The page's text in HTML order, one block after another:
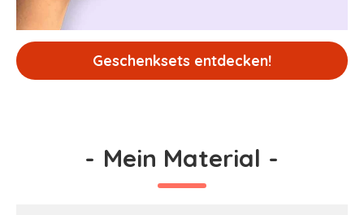
Geschenksets entdecken!
- Mein Material -